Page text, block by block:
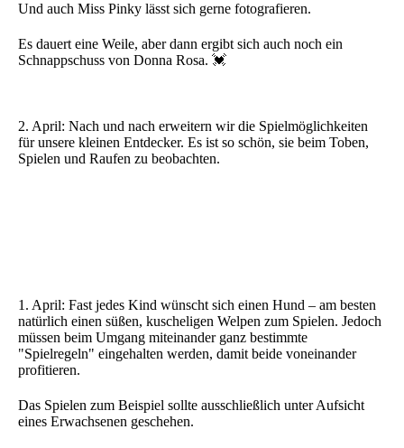
Und auch Miss Pinky lässt sich gerne fotografieren.
Es dauert eine Weile, aber dann ergibt sich auch noch ein
Schnappschuss von Donna Rosa. 💓
2. April: Nach und nach erweitern wir die Spielmöglichkeiten
für unsere kleinen Entdecker. Es ist so schön, sie beim Toben,
Spielen und Raufen zu beobachten.
1. April: Fast jedes Kind wünscht sich einen Hund – am besten
natürlich einen süßen, kuscheligen Welpen zum Spielen. Jedoch
müssen beim Umgang miteinander ganz bestimmte
"Spielregeln" eingehalten werden, damit beide voneinander
profitieren.
Das Spielen zum Beispiel sollte ausschließlich unter Aufsicht
eines Erwachsenen geschehen.